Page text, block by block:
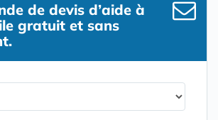
de devis d’aide à
gratuit et sans